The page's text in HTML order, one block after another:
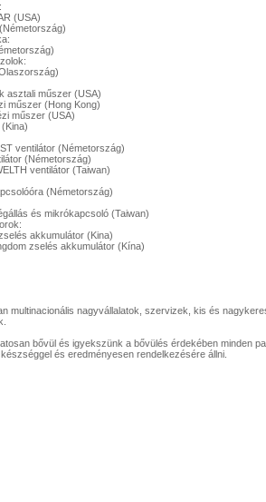
(USA)
asztali műszer (USA)
műszer (Hong Kong)
műszer (USA)
ventilátor (Németország)
(Németország)
ventilátor (Taiwan)
(Németország)
és mikrókapcsoló (Taiwan)
akkumulátor (Kina)
zselés akkumulátor (Kína)
multinacionális nagyvállalatok, szervizek, kis és
bővül és igyekszünk a bővülés érdekében minden
és eredményesen rendelkezésére állni.